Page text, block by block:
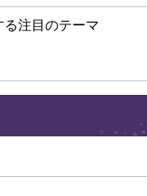
注目のテーマ